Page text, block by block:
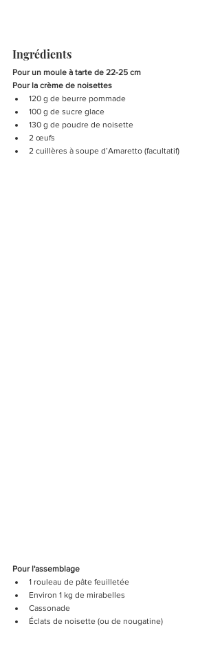
Ingrédients
Pour un moule à tarte de 22-25 cm
Pour la crème de noisettes
120 g de beurre pommade
100 g de sucre glace
130 g de poudre de noisette
2 œufs
2 cuillères à soupe d’Amaretto (facultatif)
Pour l'assemblage
1 rouleau de pâte feuilletée
Environ 1 kg de mirabelles
Cassonade
Éclats de noisette (ou de nougatine)